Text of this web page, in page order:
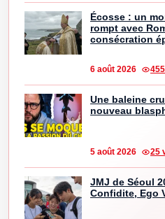
Écosse : un
rompt avec
consécration
6 août 2026
Une baleine
nouveau
5 août 2026 25
JMJ de Séoul
Confidite, Ego